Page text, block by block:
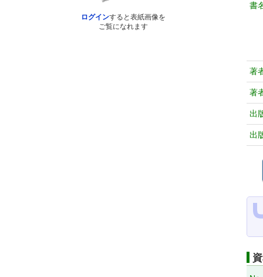
ログインすると表紙画像を
ご覧になれます
書
著
著
出
出